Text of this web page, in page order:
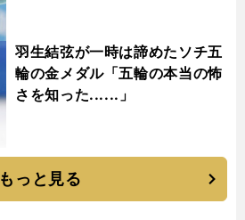
羽生結弦が一時は諦めたソチ五
輪の金メダル「五輪の本当の怖
さを知った......」
もっと見る